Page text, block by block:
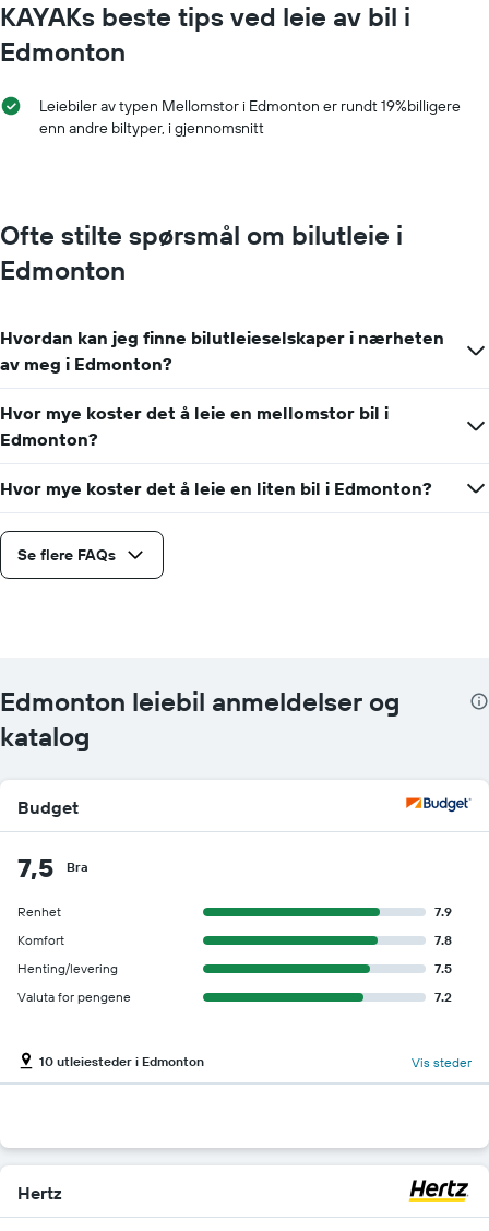
KAYAKs beste tips ved leie av bil i
Edmonton
Leiebiler av typen Mellomstor i Edmonton er rundt 19%billigere
enn andre biltyper, i gjennomsnitt
Ofte stilte spørsmål om bilutleie i
Edmonton
Hvordan kan jeg finne bilutleieselskaper i nærheten
av meg i Edmonton?
Hvor mye koster det å leie en mellomstor bil i
Edmonton?
Hvor mye koster det å leie en liten bil i Edmonton?
Se flere FAQs
Edmonton leiebil anmeldelser og
katalog
Budget
7,5 Bra
Renhet
7.9
Komfort
7.8
Henting/levering
7.5
Valuta for pengene
7.2
10 utleiesteder i Edmonton Vis steder
Hertz